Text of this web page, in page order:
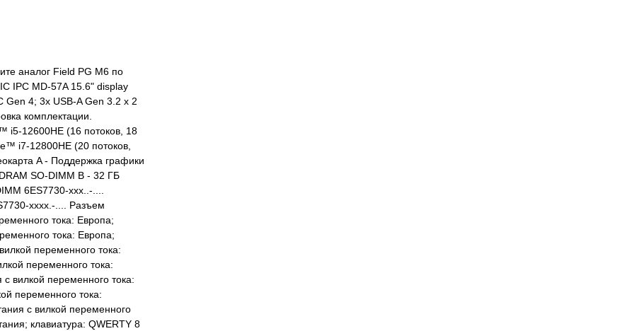
аналог Field PG M6 по
IPC MD-57A 15.6" display
Gen 4; 3x USB-A Gen 3.2 x 2
комплектации.
i5-12600HE (16 потоков, 18
i7-12800HE (20 потоков,
A - Поддержка графики
SO-DIMM B - 32 ГБ
6ES7730-xxx..-....
xxxx.-.... Разъем
тока: Европа;
тока: Европа;
переменного тока:
переменного тока:
вилкой переменного тока:
переменного тока:
с вилкой переменного
клавиатура: QWERTY 8